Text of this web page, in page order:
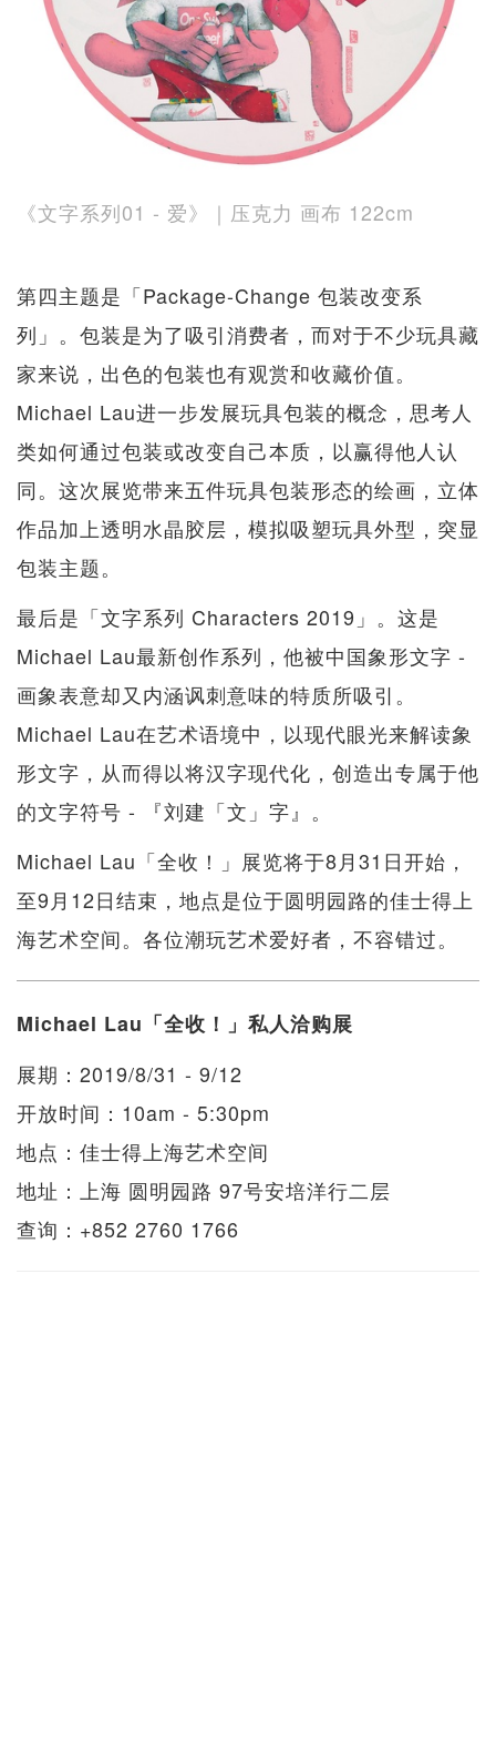
《文字系列01 - 爱》｜压克力 画布 122cm
第四主题是「Package-Change 包装改变系
列」。包装是为了吸引消费者，而对于不少玩具藏
家来说，出色的包装也有观赏和收藏价值。
Michael Lau进一步发展玩具包装的概念，思考人
类如何通过包装或改变自己本质，以赢得他人认
同。这次展览带来五件玩具包装形态的绘画，立体
作品加上透明水晶胶层，模拟吸塑玩具外型，突显
包装主题。
最后是「文字系列 Characters 2019」。这是
Michael Lau最新创作系列，他被中国象形文字 -
画象表意却又内涵讽刺意味的特质所吸引。
Michael Lau在艺术语境中，以现代眼光来解读象
形文字，从而得以将汉字现代化，创造出专属于他
的文字符号 - 『刘建「文」字』。
Michael Lau「全收！」展览将于8月31日开始，
至9月12日结束，地点是位于圆明园路的佳士得上
海艺术空间。各位潮玩艺术爱好者，不容错过。
Michael Lau「全收！」私人洽购展
展期：2019/8/31 - 9/12
开放时间：10am - 5:30pm
地点：佳士得上海艺术空间
地址：上海 圆明园路 97号安培洋行二层
查询：+852 2760 1766